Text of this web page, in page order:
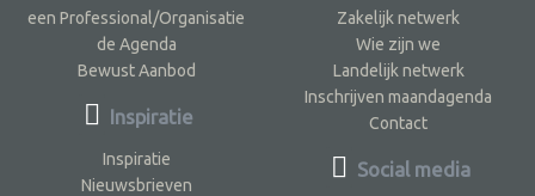
een Professional/Organisatie
de Agenda
Bewust Aanbod
Inspiratie
Inspiratie
Nieuwsbrieven
Zakelijk netwerk
Wie zijn we
Landelijk netwerk
Inschrijven maandagenda
Contact
Social media